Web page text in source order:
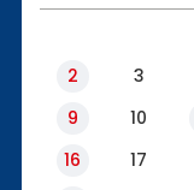
2
3
9
10
16
17